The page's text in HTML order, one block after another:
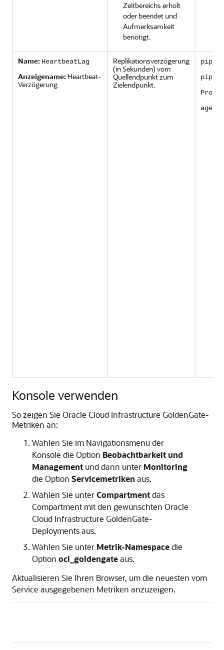
Zeitbereichs erholt
oder beendet und
Aufmerksamkeit
benötigt.
Name: HeartbeatLag
Anzeigename: Heartbeat-
Verzögerung
Replikationsverzögerung
(in Sekunden) vom
Quellendpunkt zum
Zielendpunkt.
Konsole verwenden
So zeigen Sie Oracle Cloud Infrastructure GoldenGate-
Metriken an:
Wählen Sie im Navigationsmenü der
Konsole die Option Beobachtbarkeit und
Management und dann unter Monitoring
die Option Servicemetriken aus.
Wählen Sie unterCompartmentdas
Compartment mit den gewünschten Oracle
Cloud Infrastructure GoldenGate-
Deployments aus.
Wählen Sie unter Metrik-Namespacedie
Option oci_goldengateaus.
Aktualisieren Sie Ihren Browser, um die neuesten vom
Service ausgegebenen Metriken anzuzeigen.